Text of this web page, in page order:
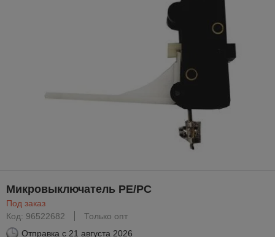
Микровыключатель PE/PC
Под заказ
Код: 96522682
Только опт
Отправка с 21 августа 2026